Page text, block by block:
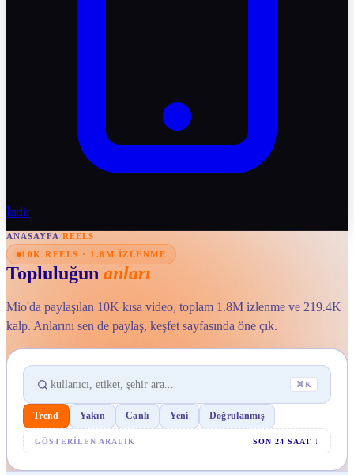
İndir
ANASAYFA/REELS
10K REELS · 1.8M IZLENME
Topluluğun anları
Mio'da paylaşılan 10K kısa video, toplam 1.8M izlenme ve 219.4K
kalp. Anlarını sen de paylaş, keşfet sayfasında öne çık.
⌘K
Trend Yakın Canlı Yeni Doğrulanmış
GÖSTERILEN ARALIK SON 24 SAAT ↓